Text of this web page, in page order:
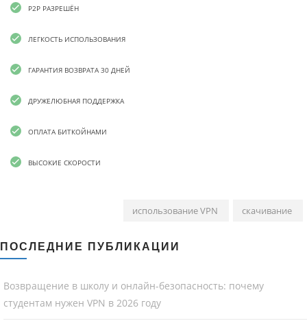
P2P РАЗРЕШЁН
ЛЕГКОСТЬ ИСПОЛЬЗОВАНИЯ
ГАРАНТИЯ ВОЗВРАТА 30 ДНЕЙ
ДРУЖЕЛЮБНАЯ ПОДДЕРЖКА
ОПЛАТА БИТКОЙНАМИ
ВЫСОКИЕ СКОРОСТИ
использование VPN скачивание
ПОСЛЕДНИЕ ПУБЛИКАЦИИ
Возвращение в школу и онлайн-безопасность: почему
студентам нужен VPN в 2026 году